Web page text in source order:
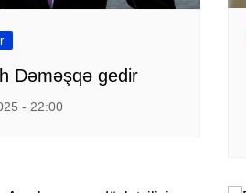
Dəməşqə gedir
- 22:00